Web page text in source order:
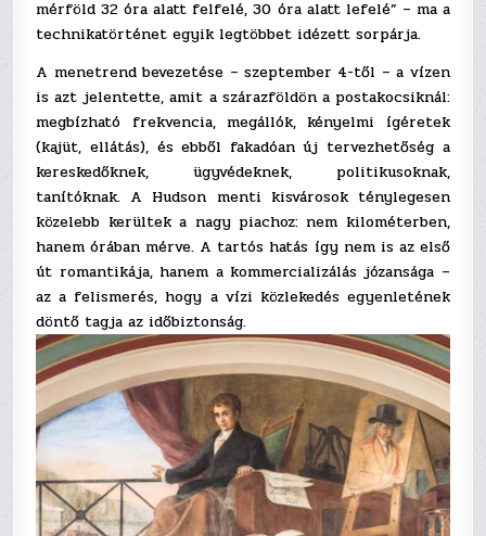
mérföld 32 óra alatt felfelé, 30 óra alatt lefelé” – ma a
technikatörténet egyik legtöbbet idézett sorpárja.
A menetrend bevezetése – szeptember 4-től – a vízen
is azt jelentette, amit a szárazföldön a postakocsiknál:
megbízható frekvencia, megállók, kényelmi ígéretek
(kajüt, ellátás), és ebből fakadóan új tervezhetőség a
kereskedőknek, ügyvédeknek, politikusoknak,
tanítóknak. A Hudson menti kisvárosok ténylegesen
közelebb kerültek a nagy piachoz: nem kilométerben,
hanem órában mérve. A tartós hatás így nem is az első
út romantikája, hanem a kommercializálás józansága –
az a felismerés, hogy a vízi közlekedés egyenletének
döntő tagja az időbiztonság.